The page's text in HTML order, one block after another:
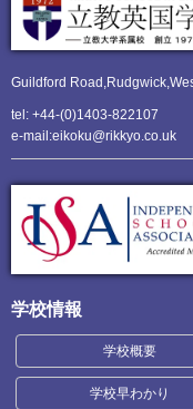
Guildford Road,Rudgwick,
tel: +44-(0)1403-822107
e-mail:eikoku@rikkyo.co.uk
学校情報
学校概要
学校早わかり